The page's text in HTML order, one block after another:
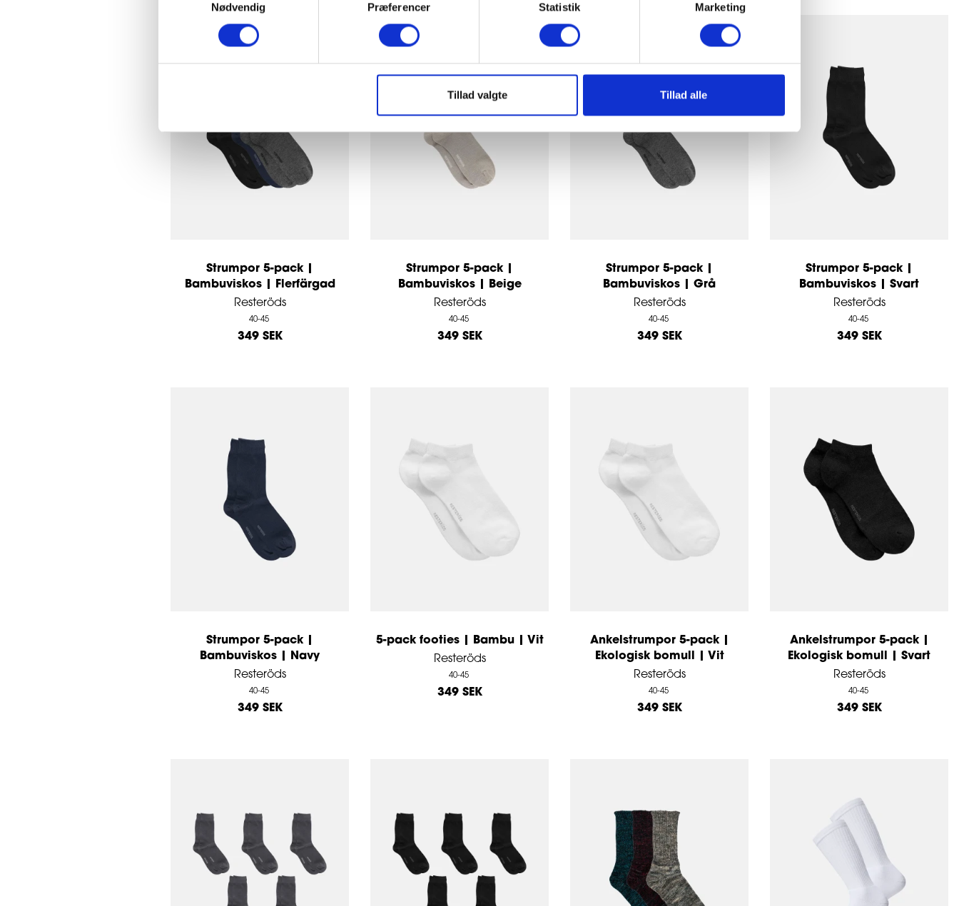
Nødvendig
Præferencer Statistik Marketing
Tillad valgte Tillad alle
Strumpor 5-pack |
Bambuviskos | Flerfärgad
Resteröds
40-45
349 SEK
Strumpor 5-pack |
Bambuviskos | Beige
Resteröds
40-45
349 SEK
Strumpor 5-pack |
Bambuviskos | Grå
Resteröds
40-45
349 SEK
Strumpor 5-pack |
Bambuviskos | Svart
Resteröds
40-45
349 SEK
Strumpor 5-pack |
Bambuviskos | Navy
Resteröds
40-45
349 SEK
5-pack footies | Bambu | Vit
Resteröds
40-45
349 SEK
Ankelstrumpor 5-pack |
Ekologisk bomull | Vit
Resteröds
40-45
349 SEK
Ankelstrumpor 5-pack |
Ekologisk bomull | Svart
Resteröds
40-45
349 SEK